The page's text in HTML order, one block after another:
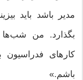
مدیر باشد باید
بگذارد. من
کار‌های فدراسیون
باشم.»